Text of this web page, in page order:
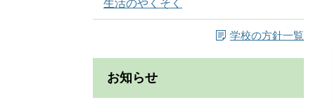
生活のやくそく
学校の方針一覧
お知らせ